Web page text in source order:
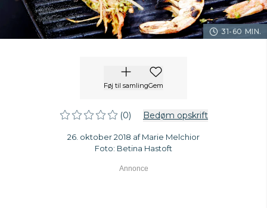
31-60 MIN.
Føj til samlingGem
(0) Bedøm opskrift
26. oktober 2018 af Marie Melchior
Foto: Betina Hastoft